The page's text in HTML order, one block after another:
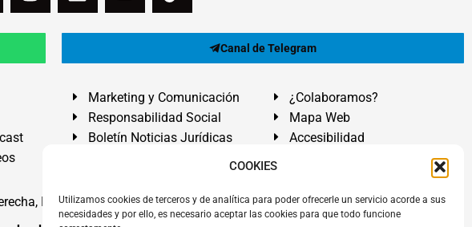
COOKIES
Utilizamos cookies de terceros y de analítica para poder ofrecerle un servicio acorde a sus
necesidades y por ello, es necesario aceptar las cookies para que todo funcione
Canal de Telegram
Marketing y Comunicación
Responsabilidad Social
Boletín Noticias Jurídicas
¿Colaboramos?
Mapa Web
Accesibilidad
El Médano, Granadilla de Abona, Santa Cruz de Tenerife. Islas Canarias.